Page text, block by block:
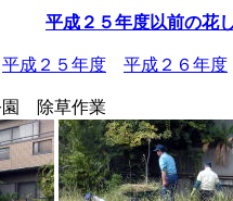
平成２５年度以前の花
平成２５年度 平成２６年度
園 除草作業